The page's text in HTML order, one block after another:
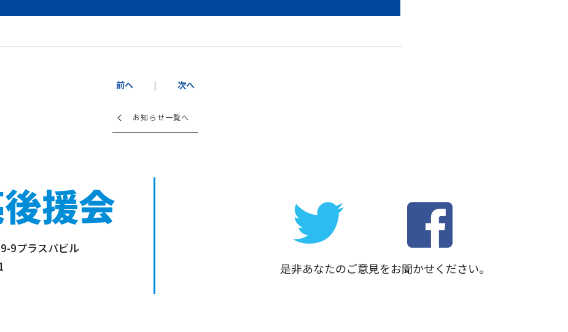
前へ 次へ
お知らせ一覧へ
援会
9プラスパビル
是非あなたのご意見をお聞かせください。